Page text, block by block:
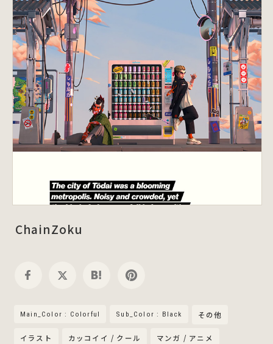
ChainZoku
Main_Color : Colorful Sub_Color : Black その他
イラスト カッコイイ / クール マンガ / アニメ